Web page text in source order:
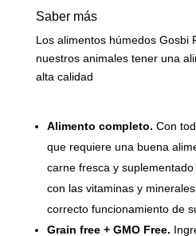
Saber más
Los alimentos húmedos Gosbi
nuestros animales tener una
alta calidad
Alimento completo. Con
que requiere una buena
carne fresca y suplementado
con las vitaminas y
correcto funcionamiento de
Grain free + GMO Free.